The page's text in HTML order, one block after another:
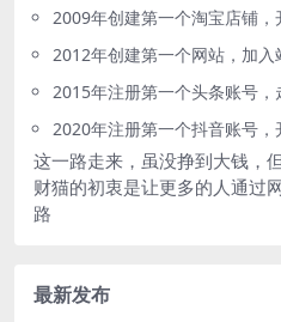
2009年创建第一个淘宝店铺，
2012年创建第一个网站，加入
2015年注册第一个头条账号，
2020年注册第一个抖音账号，
这一路走来，虽没挣到大钱，
财猫的初衷是让更多的人通过
路
最新发布